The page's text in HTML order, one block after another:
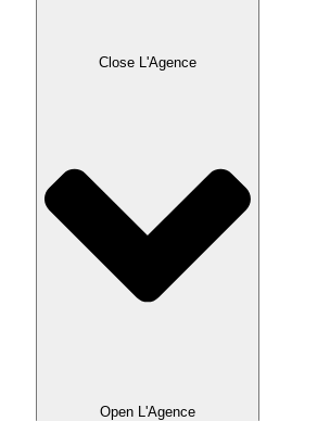
Close L'Agence
Open L'Agence